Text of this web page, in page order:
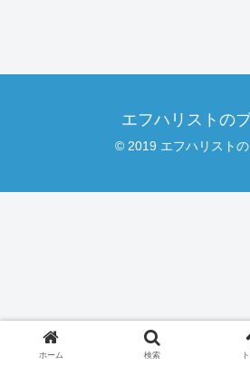
エフハリストの
© 2019 エフハリストの
ホーム 検索